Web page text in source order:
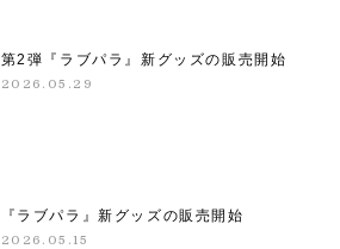
第2弾『ラブパラ』新グッズの販売開始
2026.05.29
『ラブパラ』新グッズの販売開始
2026.05.15